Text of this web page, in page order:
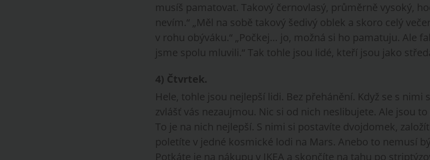
musíš pamatovat. Takový černovlasý, průměrně vysoký,
nevím.“ „Měl na sobě takový šedivý oblek a skoro celý
v rohu obýváku.“ „Počkej… jo, možná si ho pamatuju. Ale
jsme spolu mluvili.“ Tak tohle jsou lidé, kteří jsou jako
4) Čtvrtek.
Hele, tohle jsou nejlepší lidi. Bez přehánění. Když se s nimi
zvlášť vás nezaujmou. Nic si od nich neslibujete. Ale jsou
To je na nich nejlepší. S nimi si postavíte dvojdomek,
poletíte v jedné kosmické lodi na Mars. Anebo to nemusí
Potkáte je na nákupu v IKEA a skončíte na tahu po